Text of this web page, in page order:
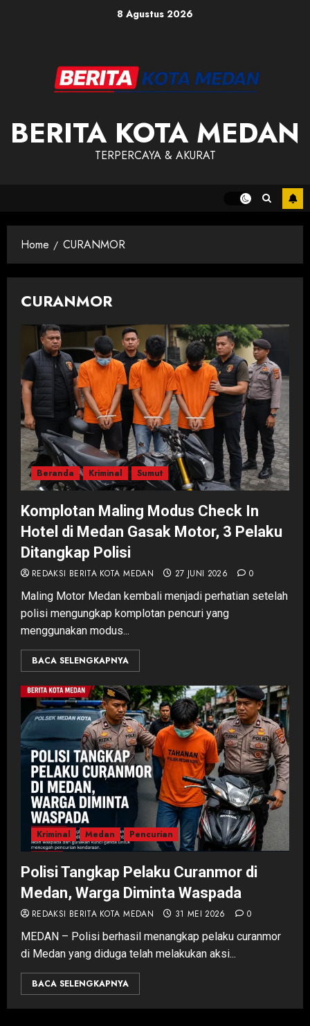
8 Agustus 2026
BERITA KOTA MEDAN
TERPERCAYA & AKURAT
Home CURANMOR
CURANMOR
Beranda Kriminal Sumut
Komplotan Maling Modus Check In
Hotel di Medan Gasak Motor, 3 Pelaku
Ditangkap Polisi
REDAKSI BERITA KOTA MEDAN 27 JUNI 2026 0
Maling Motor Medan kembali menjadi perhatian setelah
polisi mengungkap komplotan pencuri yang
menggunakan modus...
BACA SELENGKAPNYA
Kriminal Medan Pencurian
Polisi Tangkap Pelaku Curanmor di
Medan, Warga Diminta Waspada
REDAKSI BERITA KOTA MEDAN 31 MEI 2026 0
MEDAN – Polisi berhasil menangkap pelaku curanmor
di Medan yang diduga telah melakukan aksi...
BACA SELENGKAPNYA